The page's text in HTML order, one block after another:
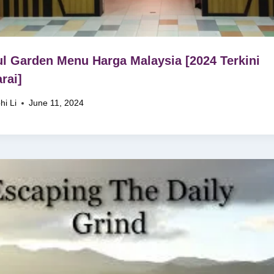
Garden Menu Harga Malaysia [2024 Terkini
Li June 11, 2024